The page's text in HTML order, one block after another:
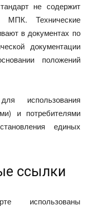
не содержит
МПК. Технические
в документах по
документации
положений
использования
и потребителями
единых
ссылки
использованы